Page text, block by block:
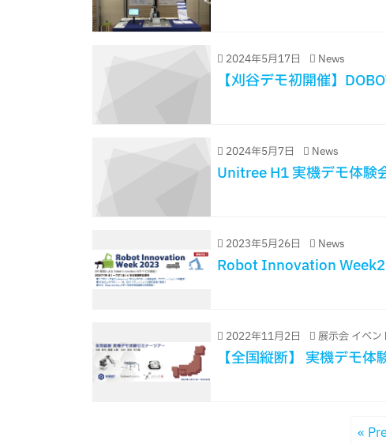
2024年5月17日 News
【刈谷デモ初開催】
2024年5月7日 News
Unitree H1 実機デモ体験
2023年5月26日 News
Robot Innovation
2022年11月2日 展示会 イベン
【全国縦断】 実機デモ
«